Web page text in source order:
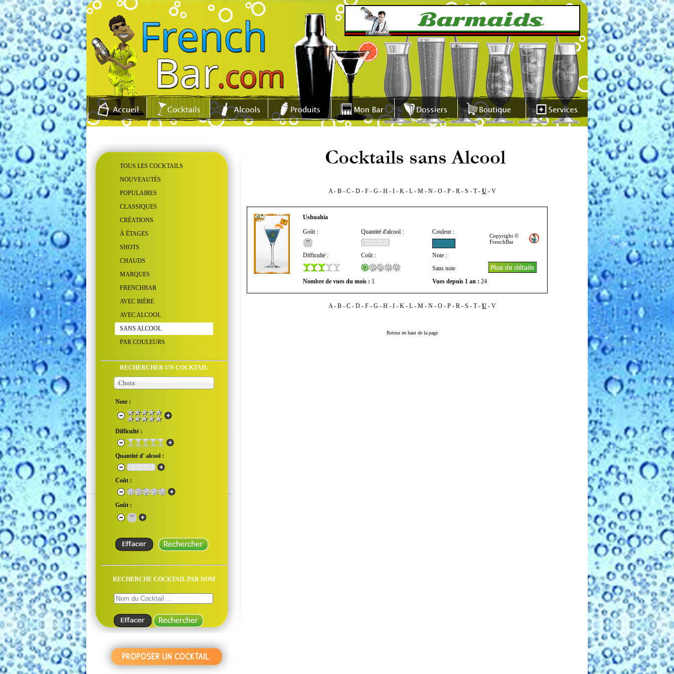
TOUS LES COCKTAILS
NOUVEAUTÉS
POPULAIRES
CLASSIQUES
CRÉATIONS
À ÉTAGES
SHOTS
CHAUDS
MARQUES
FRENCHBAR
AVEC BIÈRE
AVEC ALCOOL
SANS ALCOOL
PAR COULEURS
RECHERCHER UN COCKTAIL
Choix
Note :
Difficulté :
Quantité d' alcool :
Coût :
Goût :
RECHERCHE COCKTAIL PAR NOM
A- B - C - D - F - G - H - I - K - L - M - N - O - P - R - S - T- U - V
Ushuahia
Goût : Quantité d'alcool : Couleur :
Copyright ©
FrenchBar
Difficulté : Coût :
Note :
Sans note
Nombre de vues du mois : 1 Vues depuis 1 an : 24
A- B - C - D - F - G - H - I - K - L - M - N - O - P - R - S - T- U - V
Retour en haut de la page